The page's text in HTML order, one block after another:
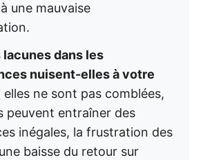
une mauvaise
lacunes dans les
nuisent-elles à votre
elles ne sont pas comblées,
peuvent entraîner des
inégales, la frustration des
baisse du retour sur